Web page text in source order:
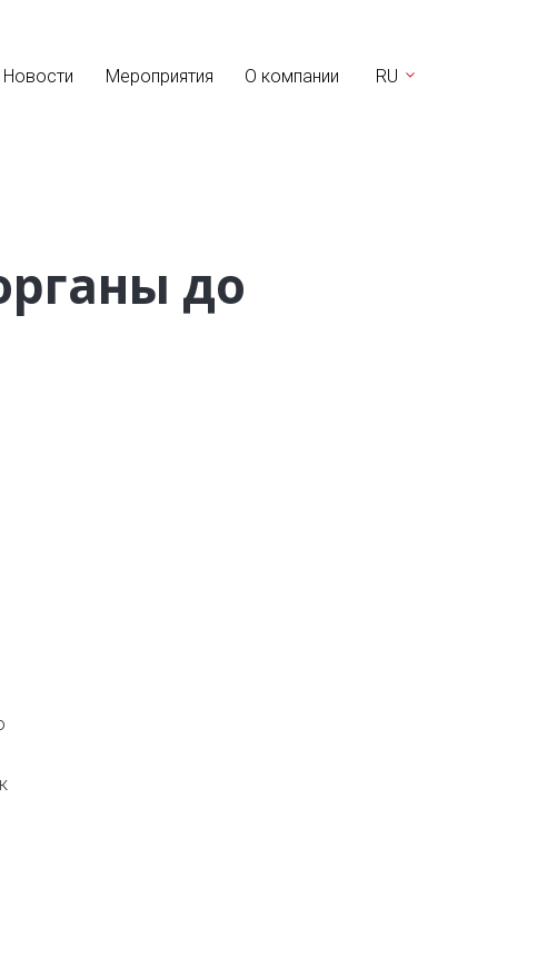
Новости Мероприятия О компании RU
до